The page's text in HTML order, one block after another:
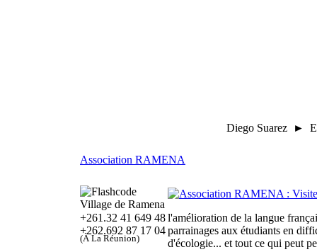
Diego Suarez ►
Association RAMENA
Village de Ramena
+261.32 41 649 48
+262.692 87 17 04
(À La Réunion)
l'amélioration de la langue
parrainages aux étudiants en
d'écologie... et tout ce qui peut